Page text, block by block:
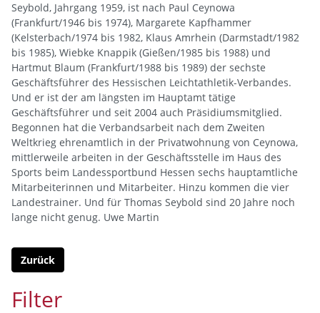
Seybold, Jahrgang 1959, ist nach Paul Ceynowa
(Frankfurt/1946 bis 1974), Margarete Kapfhammer
(Kelsterbach/1974 bis 1982, Klaus Amrhein (Darmstadt/1982
bis 1985), Wiebke Knappik (Gießen/1985 bis 1988) und
Hartmut Blaum (Frankfurt/1988 bis 1989) der sechste
Geschäftsführer des Hessischen Leichtathletik-Verbandes.
Und er ist der am längsten im Hauptamt tätige
Geschäftsführer und seit 2004 auch Präsidiumsmitglied.
Begonnen hat die Verbandsarbeit nach dem Zweiten
Weltkrieg ehrenamtlich in der Privatwohnung von Ceynowa,
mittlerweile arbeiten in der Geschäftsstelle im Haus des
Sports beim Landessportbund Hessen sechs hauptamtliche
Mitarbeiterinnen und Mitarbeiter. Hinzu kommen die vier
Landestrainer. Und für Thomas Seybold sind 20 Jahre noch
lange nicht genug. Uwe Martin
Zurück
Filter